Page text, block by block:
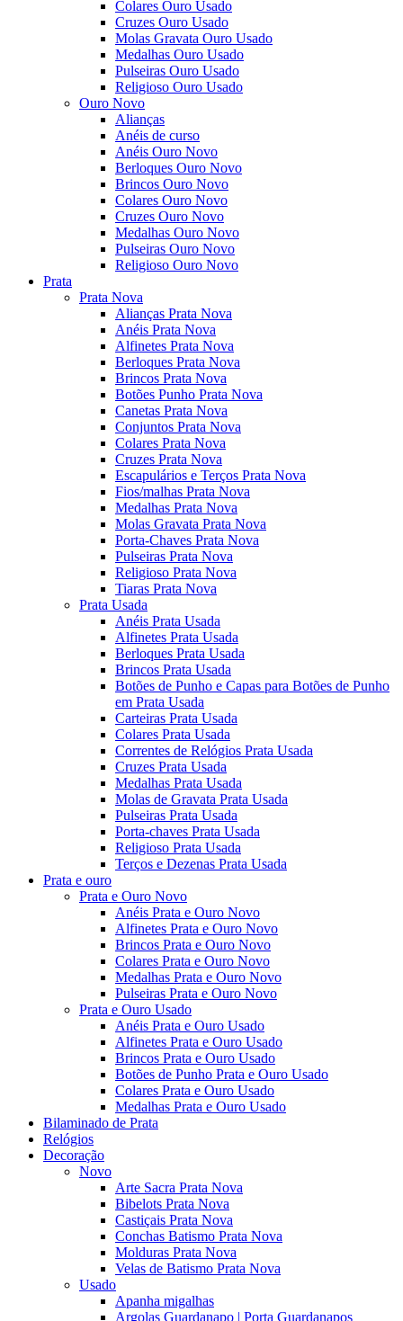
Colares Ouro Usado
Cruzes Ouro Usado
Molas Gravata Ouro Usado
Medalhas Ouro Usado
Pulseiras Ouro Usado
Religioso Ouro Usado
Ouro Novo
Alianças
Anéis de curso
Anéis Ouro Novo
Berloques Ouro Novo
Brincos Ouro Novo
Colares Ouro Novo
Cruzes Ouro Novo
Medalhas Ouro Novo
Pulseiras Ouro Novo
Religioso Ouro Novo
Prata
Prata Nova
Alianças Prata Nova
Anéis Prata Nova
Alfinetes Prata Nova
Berloques Prata Nova
Brincos Prata Nova
Botões Punho Prata Nova
Canetas Prata Nova
Conjuntos Prata Nova
Colares Prata Nova
Cruzes Prata Nova
Escapulários e Terços Prata Nova
Fios/malhas Prata Nova
Medalhas Prata Nova
Molas Gravata Prata Nova
Porta-Chaves Prata Nova
Pulseiras Prata Nova
Religioso Prata Nova
Tiaras Prata Nova
Prata Usada
Anéis Prata Usada
Alfinetes Prata Usada
Berloques Prata Usada
Brincos Prata Usada
Botões de Punho e Capas para Botões de Punho
em Prata Usada
Carteiras Prata Usada
Colares Prata Usada
Correntes de Relógios Prata Usada
Cruzes Prata Usada
Medalhas Prata Usada
Molas de Gravata Prata Usada
Pulseiras Prata Usada
Porta-chaves Prata Usada
Religioso Prata Usada
Terços e Dezenas Prata Usada
Prata e ouro
Prata e Ouro Novo
Anéis Prata e Ouro Novo
Alfinetes Prata e Ouro Novo
Brincos Prata e Ouro Novo
Colares Prata e Ouro Novo
Medalhas Prata e Ouro Novo
Pulseiras Prata e Ouro Novo
Prata e Ouro Usado
Anéis Prata e Ouro Usado
Alfinetes Prata e Ouro Usado
Brincos Prata e Ouro Usado
Botões de Punho Prata e Ouro Usado
Colares Prata e Ouro Usado
Medalhas Prata e Ouro Usado
Bilaminado de Prata
Relógios
Decoração
Novo
Arte Sacra Prata Nova
Bibelots Prata Nova
Castiçais Prata Nova
Conchas Batismo Prata Nova
Molduras Prata Nova
Velas de Batismo Prata Nova
Usado
Apanha migalhas
Argolas Guardanapo | Porta Guardanapos